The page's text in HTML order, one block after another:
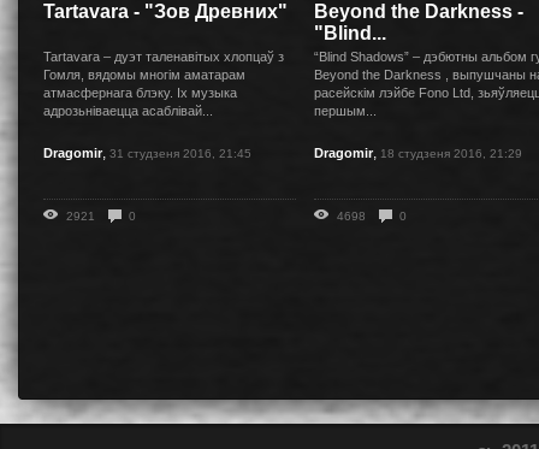
Tartavara - "Зов Древних"
Tartavara – дуэт таленавітых хлопцаў з
Гомля, вядомы многім аматарам
атмасфернага блэку. Іх музыка
адрозьніваецца асаблівай...
Dragomir, 31 студзеня 2016, 21:45
2921 0
Beyond the Darkness -
"Blind...
“Blind Shadows” – дэбютны альбом
Beyond the Darkness , выпушчаны
расейскiм лэйбе Fono Ltd,
першым...
Dragomir, 18 студзеня 2016, 21:29
4698 0